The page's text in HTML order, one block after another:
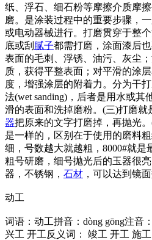
纸、浮石、细石粉等摩擦介质摩
磨。是涂装过程中的重要步骤，
或电动器械进行。打磨贯穿于整
底或刮 腻子都需打磨，涂面漆后
表面的毛刺、浮锈、油污、灰尘
质，获得平整表面；对平滑的涂
度，增强涂层的附着力。分为干
法(wet sanding)，后者是用水或
滑的表面和洗掉磨粉。(三)打磨就
器把原来的文字打磨掉，再抛光
是一样的，区别在于使用的磨料
细，号数越大就越粗，8000#就是
粗号研磨，细号抛光后的玉器很
器，不锈钢， 石材 ，可以达到镜面
动工
词语：动工拼音：dòng gōng注音
兴工 开工反义词： 竣工 开工 施